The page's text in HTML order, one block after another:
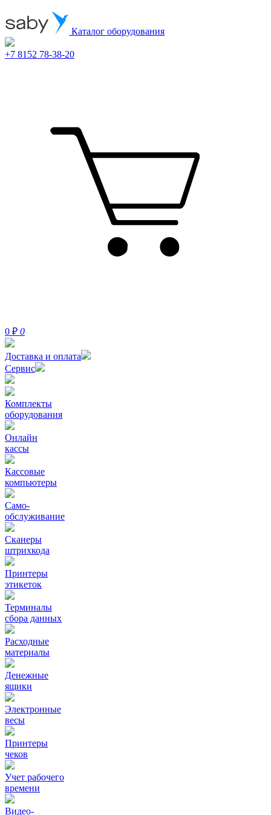
Каталог оборудования
+7 8152 78-38-20
0 ₽ 0
Доставка и оплата
Сервис
Комплекты
оборудования
Онлайн
кассы
Кассовые
компьютеры
Само-
обслуживание
Сканеры
штрихкода
Принтеры
этикеток
Терминалы
сбора данных
Расходные
материалы
Денежные
ящики
Электронные
весы
Принтеры
чеков
Учет рабочего
времени
Видео‑